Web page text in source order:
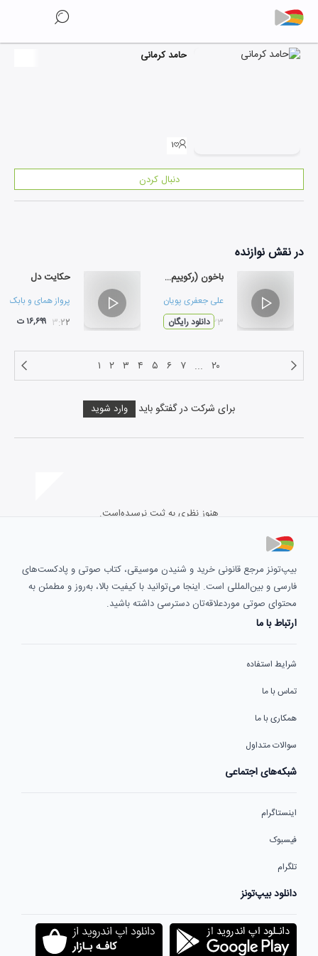
حامد کرمانی
۱
دنبال کردن
در نقشنوازنده
باخون (رکوییم برای داریوش مهرجویی و وحیده محمدی فر)
علی جعفری پویان احسان بیرقدارو سیاوش کامکار
۰۵:۲۳دانلود رایگان
حکایت دل
پرواز همای و بابک
۰۳:۲۲ ۱۶,۶۹۹ ت
۱ ۲ ۳ ۴ ۵ ۶ ۷ ... ۲۰
برای شرکت در گفتگو باید وارد شوید
هنوز نظری به ثبت نرسیده‌است.
بیپ‌تونز مرجع قانونی خرید و شنیدن موسیقی، کتاب صوتی و پادکست‌های
فارسی و بین‌المللی است. اینجا می‌توانید با کیفیت بالا، به‌روز و مطمئن به
محتوای صوتی موردعلاقه‌تان دسترسی داشته باشید.
ارتباط با ما
شرایط استفاده
تماس با ما
همکاری با ما
سوالات متداول
شبکه‌های اجتماعی
اینستاگرام
فیسبوک
تلگرام
دانلود بیپ‌تونز